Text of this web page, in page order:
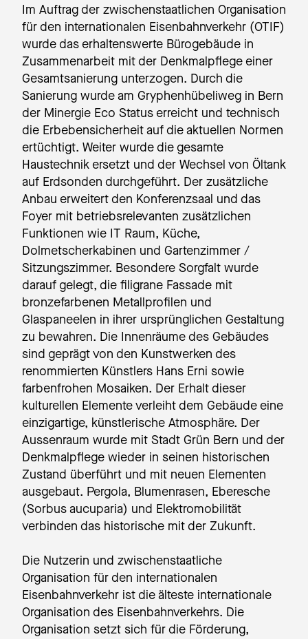
Im Auftrag der zwischenstaatlichen Organisation
für den internationalen Eisenbahnverkehr (OTIF)
wurde das erhaltenswerte Bürogebäude in
Zusammenarbeit mit der Denkmalpflege einer
Gesamtsanierung unterzogen. Durch die
Sanierung wurde am Gryphenhübeliweg in Bern
der Minergie Eco Status erreicht und technisch
die Erbebensicherheit auf die aktuellen Normen
ertüchtigt. Weiter wurde die gesamte
Haustechnik ersetzt und der Wechsel von Öltank
auf Erdsonden durchgeführt. Der zusätzliche
Anbau erweitert den Konferenzsaal und das
Foyer mit betriebsrelevanten zusätzlichen
Funktionen wie IT Raum, Küche,
Dolmetscherkabinen und Gartenzimmer /
Sitzungszimmer. Besondere Sorgfalt wurde
darauf gelegt, die filigrane Fassade mit
bronzefarbenen Metallprofilen und
Glaspaneelen in ihrer ursprünglichen Gestaltung
zu bewahren. Die Innenräume des Gebäudes
sind geprägt von den Kunstwerken des
renommierten Künstlers Hans Erni sowie
farbenfrohen Mosaiken. Der Erhalt dieser
kulturellen Elemente verleiht dem Gebäude eine
einzigartige, künstlerische Atmosphäre. Der
Aussenraum wurde mit Stadt Grün Bern und der
Denkmalpflege wieder in seinen historischen
Zustand überführt und mit neuen Elementen
ausgebaut. Pergola, Blumenrasen, Eberesche
(Sorbus aucuparia) und Elektromobilität
verbinden das historische mit der Zukunft.
Die Nutzerin und zwischenstaatliche
Organisation für den internationalen
Eisenbahnverkehr ist die älteste internationale
Organisation des Eisenbahnverkehrs. Die
Organisation setzt sich für die Förderung,